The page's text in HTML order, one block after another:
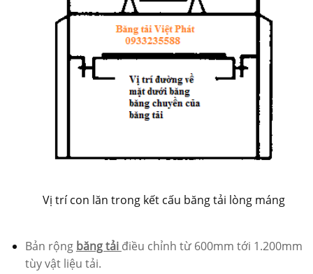
Vị trí con lăn trong kết cấu băng tải lòng máng
Bản rộng băng tải điều chỉnh từ 600mm tới 1.200mm
tùy vật liệu tải.